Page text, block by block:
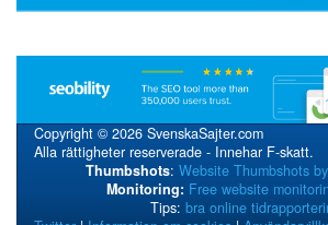
Copyright © 2026 SvenskaSajter.com
Alla rättigheter reserverade - Innehar F-skatt.
Thumbshots: Website Thumbshots
Monitoring: Free website
Tips: bra online